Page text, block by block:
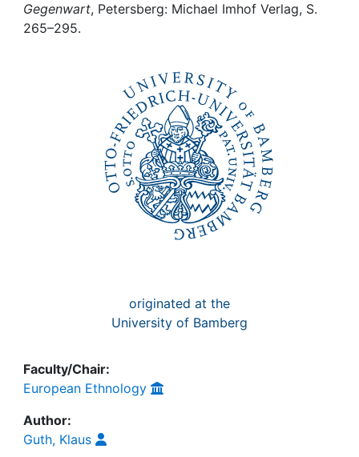
My FIS
Gegenwart, Petersberg: Michael Imhof Verlag, S.
265–295.
originated at the
University of Bamberg
Faculty/Chair:
European Ethnology
Author:
Guth, Klaus